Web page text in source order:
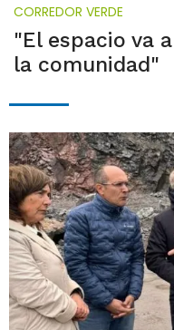
CORREDOR VERDE
"El espacio va
la comunidad"